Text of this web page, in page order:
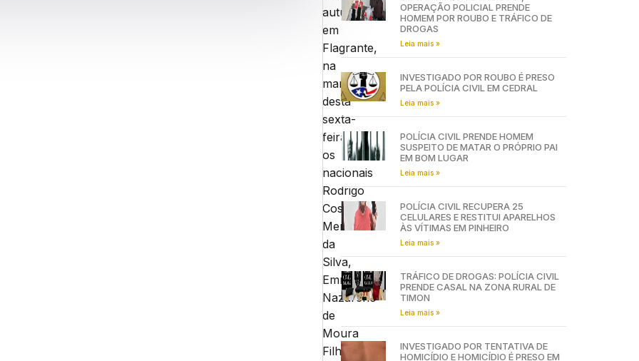
autuou
em
Flagrante,
na
manhã
desta
sexta-
feira(28),
os
nacionais
Rodrigo
Costa
Mendes
da
Silva,
Emmanuel
Nazareno
de
Moura
Filho,
OPERAÇÃO POLICIAL PRENDE
HOMEM POR ROUBO E TRÁFICO DE
DROGAS
Leia mais »
INVESTIGADO POR ROUBO É PRESO
PELA POLÍCIA CIVIL EM CEDRAL
Leia mais »
POLÍCIA CIVIL PRENDE HOMEM
SUSPEITO DE MATAR O PRÓPRIO PAI
EM BOM LUGAR
Leia mais »
POLÍCIA CIVIL RECUPERA 25
CELULARES E RESTITUI APARELHOS
ÀS VÍTIMAS EM PINHEIRO
Leia mais »
TRÁFICO DE DROGAS: POLÍCIA CIVIL
PRENDE CASAL NA ZONA RURAL DE
TIMON
Leia mais »
INVESTIGADO POR TENTATIVA DE
HOMICÍDIO E HOMICÍDIO É PRESO EM